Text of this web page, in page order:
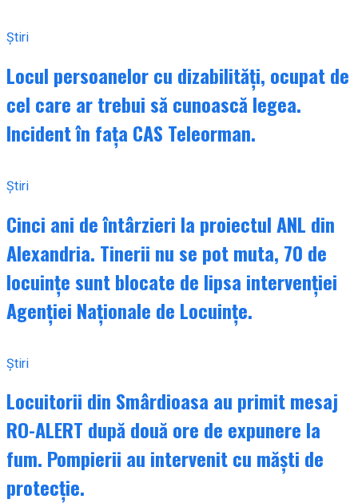
Știri
Locul persoanelor cu dizabilități, ocupat de
cel care ar trebui să cunoască legea.
Incident în fața CAS Teleorman.
Știri
Cinci ani de întârzieri la proiectul ANL din
Alexandria. Tinerii nu se pot muta, 70 de
locuințe sunt blocate de lipsa intervenției
Agenției Naționale de Locuințe.
Știri
Locuitorii din Smârdioasa au primit mesaj
RO-ALERT după două ore de expunere la
fum. Pompierii au intervenit cu măști de
protecție.